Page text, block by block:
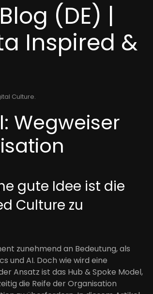
(DE) |
Inspired &
Culture.
Wegweiser
gute Idee ist die
Culture zu
zunehmend an Bedeutung, als
und AI. Doch wie wird eine
Ansatz ist das Hub & Spoke Model,
die Reife der Organisation